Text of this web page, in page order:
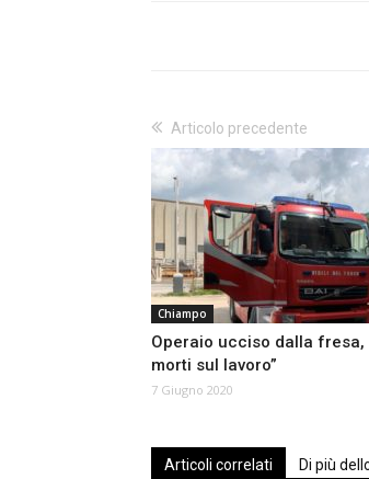
Articolo precedente
Chiampo
Operaio ucciso dalla fresa,
morti sul lavoro”
7 Giugno 2020
Articoli correlati Di più